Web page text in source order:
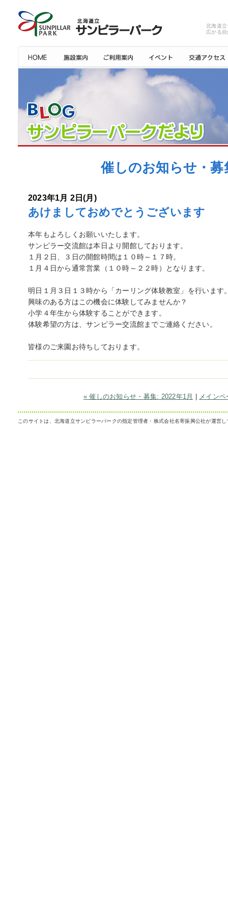
北海道
広がる
催しのお知らせ・
2023年1月 2日(月)
あけましておめでとうございます
本年もよろしくお願いいたします。
サンピラー交流館は本日より開館しております。
１月２日、３日の開館時間は１０時～１７時。
１月４日から通常営業（１０時～２２時）となります。
明日１月３日１３時から「カーリング体験教室」を行います
興味のある方はこの機会に体験してみませんか？
小学４年生から体験することができます。
体験希望の方は、サンピラー交流館までご連絡ください。
皆様のご来園お待ちしております。
« 催しのお知らせ・募集: 2022年1月 | メインペ
このサイトは、北海道立サンピラーパークの指定管理者・株式会社名寄振興公社が運営